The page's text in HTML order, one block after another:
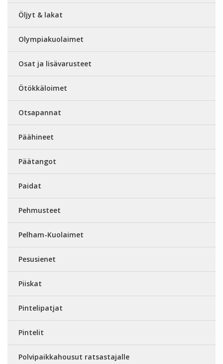
Öljyt & lakat
Olympiakuolaimet
Osat ja lisävarusteet
Ötökkäloimet
Otsapannat
Päähineet
Päätangot
Paidat
Pehmusteet
Pelham-Kuolaimet
Pesusienet
Piiskat
Pintelipatjat
Pintelit
Polvipaikkahousut ratsastajalle